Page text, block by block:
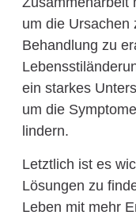
um die Ursachen
Behandlung zu
ein starkes
um die
lindern.
Letztlich ist es
Lösungen zu
Leben mit mehr